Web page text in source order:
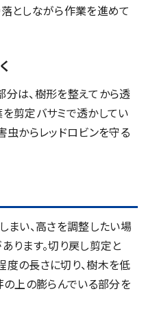
としながら作業を進めて
は、樹形を整えてから透
剪定バサミで透かしてい
虫からレッドロビンを守る
まい、高さを調整したい場
ります。切り戻し剪定と
の長さに切り、樹木を低
の上の膨らんでいる部分を